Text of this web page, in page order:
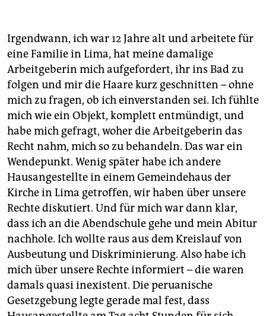
Irgendwann, ich war 12 Jahre alt und arbeitete für
eine Familie in Lima, hat meine damalige
Arbeitgeberin mich aufgefordert, ihr ins Bad zu
folgen und mir die Haare kurz geschnitten – ohne
mich zu fragen, ob ich einverstanden sei. Ich fühlte
mich wie ein Objekt, komplett entmündigt, und
habe mich gefragt, woher die Arbeitgeberin das
Recht nahm, mich so zu behandeln. Das war ein
Wendepunkt. Wenig später habe ich andere
Hausangestellte in einem Gemeindehaus der
Kirche in Lima getroffen, wir haben über unsere
Rechte diskutiert. Und für mich war dann klar,
dass ich an die Abendschule gehe und mein Abitur
nachhole. Ich wollte raus aus dem Kreislauf von
Ausbeutung und Diskriminierung. Also habe ich
mich über unsere Rechte informiert – die waren
damals quasi inexistent. Die peruanische
Gesetzgebung legte gerade mal fest, dass